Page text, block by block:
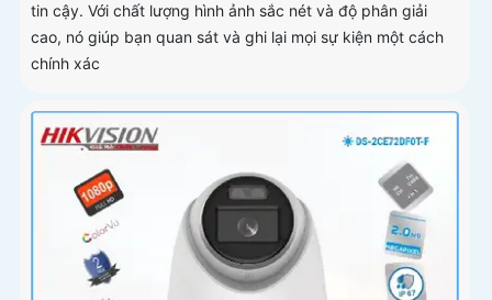
tin cậy. Với chất lượng hình ảnh sắc nét và độ phân giải
cao, nó giúp bạn quan sát và ghi lại mọi sự kiện một cách
chính xác